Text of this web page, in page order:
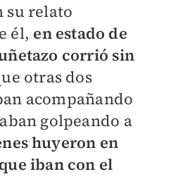
su relato
él, en estado de
corrió sin
otras dos
acompañando
golpeando a
huyeron en
iban con el